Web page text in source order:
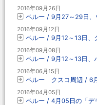
2016年09月26日
ペルー / 9月27～29日、
2016年09月12日
ペルー / 9月12～13日、
2016年09月08日
ペルー / 9月12～13日、
2016年06月15日
ペルー クスコ周辺 / 6
2016年04月05日
ペルー / 4月05日の「デ